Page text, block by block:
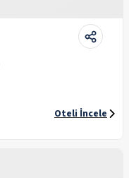
Oteli İncele